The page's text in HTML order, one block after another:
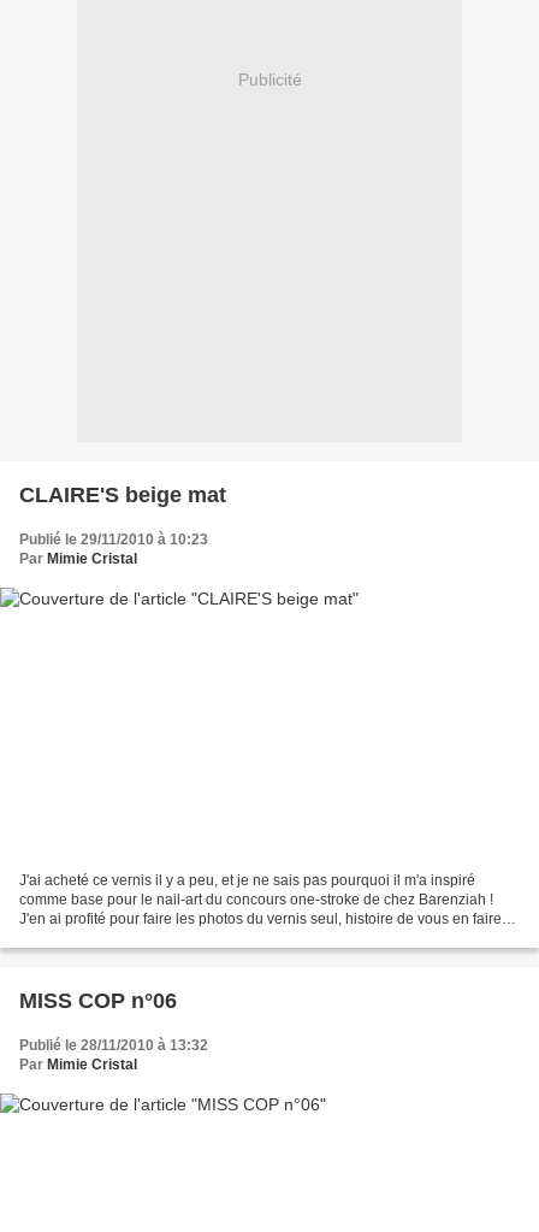
Publicité
CLAIRE'S beige mat
Publié le 29/11/2010 à 10:23
Par Mimie Cristal
J'ai acheté ce vernis il y a peu, et je ne sais pas pourquoi il m'a inspiré
comme base pour le nail-art du concours one-stroke de chez Barenziah !
J'en ai profité pour faire les photos du vernis seul, histoire de vous en faire
MISS COP n°06
Publié le 28/11/2010 à 13:32
Par Mimie Cristal